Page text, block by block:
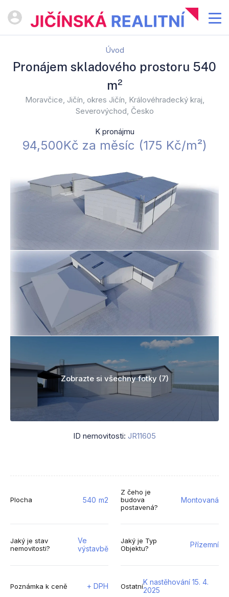
Úvod
Pronájem skladového prostoru 540
m²
Moravčice, Jičín, okres Jičín, Královéhradecký kraj,
Severovýchod, Česko
K pronájmu
94,500Kč za měsíc (​1​7​5​ ​K​č​/​m​²​)​
Zobrazte si všechny fotky (7)
ID nemovitosti: JR11605
Plocha 540 m2
Z čeho je
budova
postavená?
Montovaná
Jaký je stav
nemovitosti?
Ve
výstavbě
Jaký je Typ
Objektu?
Přízemní
Poznámka k ceně + DPH OstatníK nastěhování 15. 4.
2025